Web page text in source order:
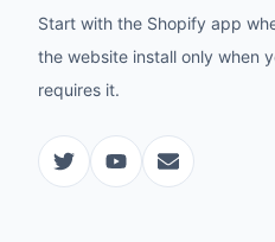
Start with the Shopify app
the website install only when
requires it.